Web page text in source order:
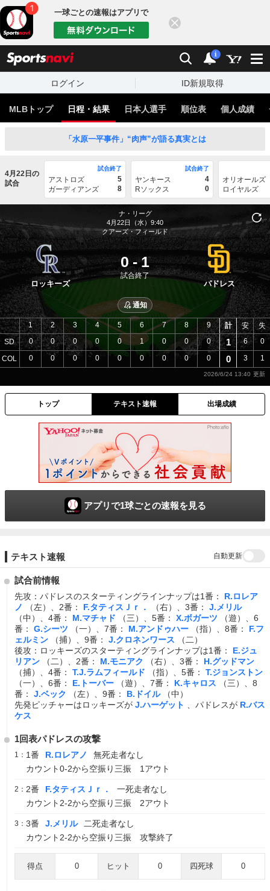
一球ごとの速報はアプリで
検索 通知
i
ログイン ID新規取得
MLBトップ 日程・結果 日本人選手 順位表 個人成績
「水原一平事件」“肉声”が語る真実とは
4月22日の
試合
試合終了
アストロズ
5
ガーディアンズ
8
試合終了
ヤンキース
4
Rソックス
0
オリオールズ
ロイヤルズ
ナ・リーグ
4月22日（水）9:40
クアーズ・フィールド
ロッキーズ
0 - 1
試合終了
パドレス
通知
SD
COL
1 2 3 4 5 6 7 8
9
0
0 0 0 0 1 0 0
0
0
0 0 0 0 0 0 0 0
計 安 失
1 6 0
0 3 1
2026/6/24 13:40
トップ テキスト速報 出場成績
アプリで1球ごとの速報を見る
テキスト速報 自動更新
試合前情報
先攻：パドレスのスターティングラインナップは1番：
R.ロレア
ノ
（左）、2番： F.タティスＪｒ． （右）、3番：
J.メリル
（中）、4番：
M.マチャド （三）、5番： X.ボガーツ
（遊）、6
番：
G.シーツ （一）、7番： M.アンドゥハー （指）、8番：
F.フ
ェルミン
（捕）、9番： J.クロネンワース
（二）
後攻：ロッキーズのスターティングラインナップは1番：
E.ジュ
リアン
（二）、2番： M.モニアク （右）、3番：
H.グッドマン
（捕）、4番：
T.J.ラムフィールド （指）、5番：
T.ジョンストン
（一）、6番：
E.トーバー （遊）、7番： K.キャロス
（三）、8
番：
J.ベック （左）、9番： B.ドイル
（中）
先発ピッチャーはロッキーズが J.ハーゲット 、パドレスが R.バス
ケス
1回表パドレスの攻撃
1： 1番 R.ロレアノ
無死走者なし
カウント0-2から空振り三振 1アウト
2： 2番 F.タティスＪｒ．
一死走者なし
カウント2-2から空振り三振 2アウト
3： 3番 J.メリル
二死走者なし
カウント2-2から空振り三振 攻撃終了
得点 0 ヒット 0 四死球 0